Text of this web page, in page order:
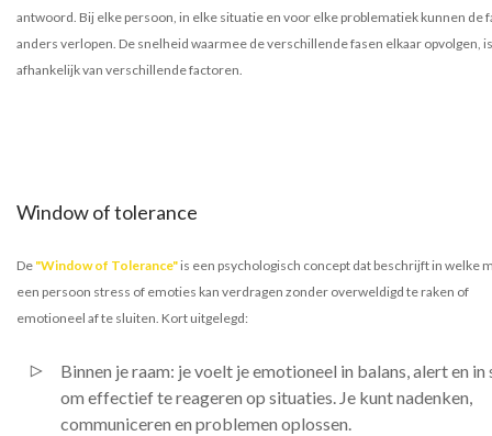
antwoord. Bij elke persoon, in elke situatie en voor elke problematiek kunnen de
anders verlopen. De snelheid waarmee de verschillende fasen elkaar opvolgen, is
afhankelijk van verschillende factoren.
Window of tolerance
De "Window of Tolerance" is een psychologisch concept dat beschrijft in welke
een persoon stress of emoties kan verdragen zonder overweldigd te raken of
emotioneel af te sluiten. Kort uitgelegd:
Binnen je raam: je voelt je emotioneel in balans, alert en in
om effectief te reageren op situaties. Je kunt nadenken,
communiceren en problemen oplossen.